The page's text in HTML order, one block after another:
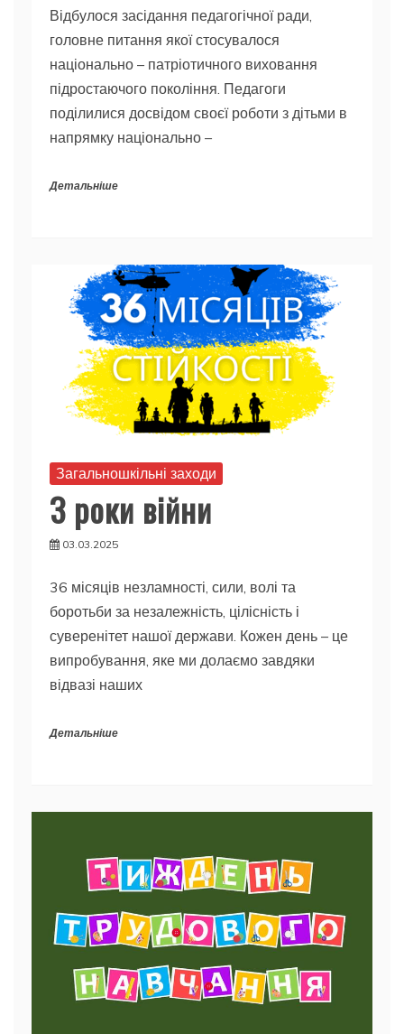
Відбулося засідання педагогічної ради,
головне питання якої стосувалося
національно – патріотичного виховання
підростаючого покоління. Педагоги
поділилися досвідом своєї роботи з дітьми в
напрямку національно –
Детальніше
Загальношкільні заходи
З роки війни
03.03.2025
36 місяців незламності, сили, волі та
боротьби за незалежність, цілісність і
суверенітет нашої держави. Кожен день – це
випробування, яке ми долаємо завдяки
відвазі наших
Детальніше